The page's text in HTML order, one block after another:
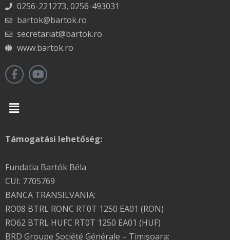
0256-221273, 0256-493031
bartok@bartok.ro
secretariat@bartok.ro
www.bartok.ro
Menu
Támogatási lehetőség:
Fundatia Bartók Béla
CUI: 7705769
BANCA TRANSILVANIA:
RO08 BTRL RONC RT0T 1250 EA01 (RON)
RO62 BTRL HUFC RT0T 1250 EA01 (HUF)
BRD Groupe Société Générale – Timişoara: